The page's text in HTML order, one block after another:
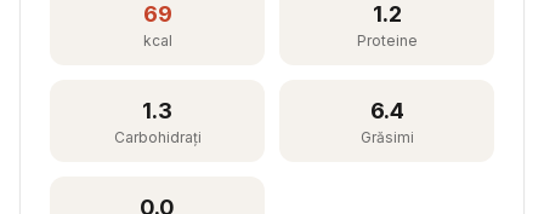
69
kcal
1.2
Proteine
1.3
Carbohidrați
6.4
Grăsimi
0.0